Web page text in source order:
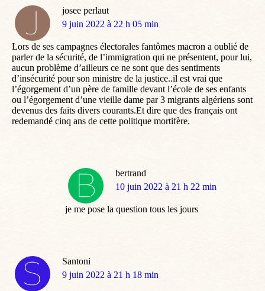
josee perlaut
dit
9 juin 2022 à 22 h 05 min
Lors de ses campagnes électorales fantômes macron a oublié de
parler de la sécurité, de l’immigration qui ne présentent, pour lui,
aucun problème d’ailleurs ce ne sont que des sentiments
d’insécurité pour son ministre de la justice..il est vrai que
l’égorgement d’un père de famille devant l’école de ses enfants
ou l’égorgement d’une vieille dame par 3 migrants algériens sont
devenus des faits divers courants.Et dire que des français ont
redemandé cinq ans de cette politique mortifère.
bertrand
dit
10 juin 2022 à 21 h 22 min
je me pose la question tous les jours
Santoni
dit
9 juin 2022 à 21 h 18 min